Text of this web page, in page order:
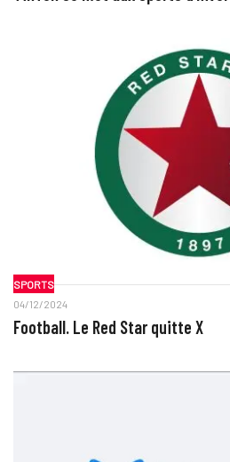
SPORTS
04/12/2024
Football. Le Red Star quitte X